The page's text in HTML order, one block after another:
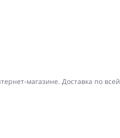
магазине. Доставка по всей